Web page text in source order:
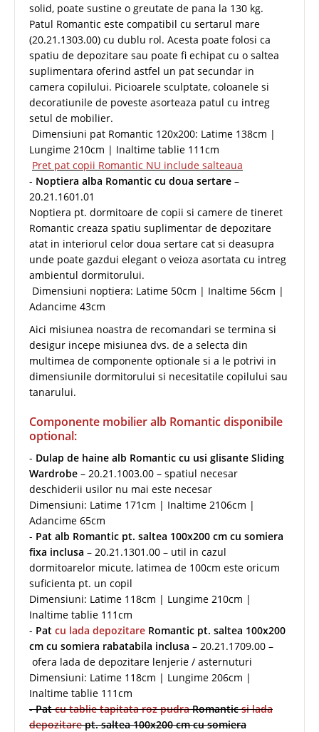
solid, poate sustine o greutate de pana la 130 kg.
Patul Romantic este compatibil cu sertarul mare
(20.21.1303.00) cu dublu rol. Acesta poate folosi ca
spatiu de depozitare sau poate fi echipat cu o saltea
suplimentara oferind astfel un pat secundar in
camera copilului. Picioarele sculptate, coloanele si
decoratiunile de poveste asorteaza patul cu intreg
setul de mobilier.
Dimensiuni pat Romantic 120x200: Latime 138cm |
Lungime 210cm | Inaltime tablie 111cm
Pret pat copii Romantic NU include salteaua
- Noptiera alba Romantic cu doua sertare –
20.21.1601.01
Noptiera pt. dormitoare de copii si camere de tineret
Romantic creaza spatiu suplimentar de depozitare
atat in interiorul celor doua sertare cat si deasupra
unde poate gazdui elegant o veioza asortata cu intreg
ambientul dormitorului.
Dimensiuni noptiera: Latime 50cm | Inaltime 56cm |
Adancime 43cm
Aici misiunea noastra de recomandari se termina si
desigur incepe misiunea dvs. de a selecta din
multimea de componente optionale si a le potrivi in
dimensiunile dormitorului si necesitatile copilului sau
tanarului.
Componente mobilier alb Romantic disponibile
optional:
- Dulap de haine alb Romantic cu usi glisante Sliding
Wardrobe – 20.21.1003.00 – spatiul necesar
deschiderii usilor nu mai este necesar
Dimensiuni: Latime 171cm | Inaltime 2106cm |
Adancime 65cm
- Pat alb Romantic pt. saltea 100x200 cm cu somiera
fixa inclusa – 20.21.1301.00 – util in cazul
dormitoarelor micute, latimea de 100cm este oricum
suficienta pt. un copil
Dimensiuni: Latime 118cm | Lungime 210cm |
Inaltime tablie 111cm
- Pat cu lada depozitare Romantic pt. saltea 100x200
cm cu somiera rabatabila inclusa – 20.21.1709.00 –
ofera lada de depozitare lenjerie / asternuturi
Dimensiuni: Latime 118cm | Lungime 206cm |
Inaltime tablie 111cm
-Patcu tablie tapitata roz pudraRomanticsi lada
depozitarept. saltea 100x200 cm cu somiera